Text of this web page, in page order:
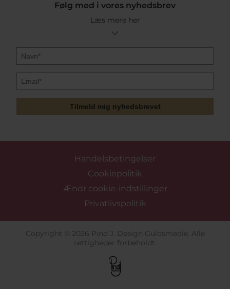
Følg med i vores nyhedsbrev
Læs mere her
Tilmeld mig nyhedsbrevet
Handelsbetingelser
Cookiepolitik
Ændr cookie-indstillinger
Privatlivspolitik
Copyright © 2026 Pind J. Design Guldsmedie. Alle
rettigheder forbeholdt.